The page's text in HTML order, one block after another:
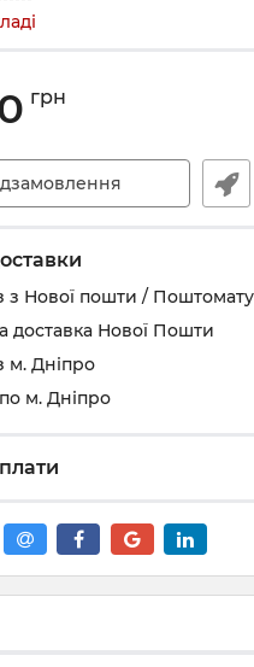
грн
з Нової пошти / Поштомату
доставка Нової Пошти
м. Дніпро
м. Дніпро